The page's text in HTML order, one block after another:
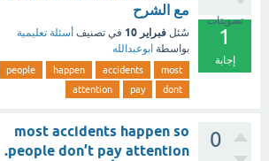
تصويتات
1
إجابة
مع الشرح
سُئل فبراير 10 في تصنيف أسئلة تعليمية
بواسطة ابوعبدالله
most
accidents
happen
people
dont
pay
attention
0
most accidents happen so
people don’t pay attention.